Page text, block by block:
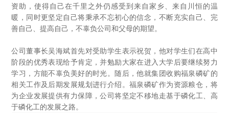
资助，使得自己在千里之外仍感受到来自家乡、来自川恒的温
暖，同时更坚定自己将秉承不忘初心的信念， 不断充实自己、完
善自己、提高自己，不辜负公司和父母的期望。
公司董事长吴海斌首先对受助学生表示祝贺，他对学生们在高中
阶段的优秀表现给予肯定，并勉励大家在进入大学后要继续努力
学习，方能不辜负美好的时光。
随后，他就集团收购福泉磷矿的
相关工作及后期发展规划进行介绍。福泉磷矿作为资源粮仓，将
为企业发展提供有力保障，公司将坚定不移地走基于磷化工、高
于磷化工的发展之路。